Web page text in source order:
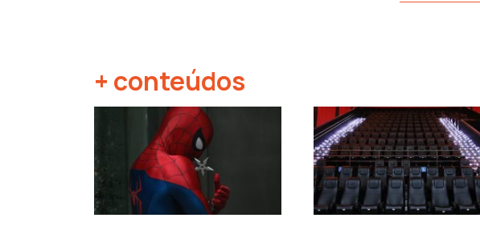
+ conteúdos